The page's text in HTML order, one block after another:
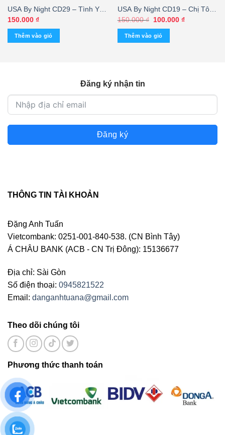
USA By Night CD29 – Tình Yêu
– Quang Linh
150.000 ₫
Thêm vào giỏ
USA By Night CD19 – Chị Tôi –
Bằng Kiều
150.000₫
Giá
là:
150.000 ₫.
100.000 ₫Giá
Thêm vào giỏ
Đăng ký nhận tin
Đăng ký
THÔNG TIN TÀI KHOẢN
Đặng Anh Tuấn
Vietcombank: 0251-001-840-538. (CN Bình Tây)
Á CHÂU BANK (ACB - CN Trị Đông): 15136677
Địa chỉ: Sài Gòn
Số điện thoại: 0945821522
Email: danganhtuana@gmail.com
Theo dõi chúng tôi
Phương thức thanh toán